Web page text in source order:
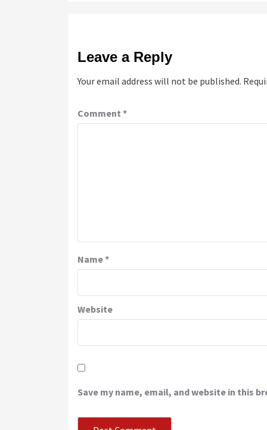
Leave a Reply
Your email address will not be published.
Comment *
Name*
Website
Save my name, email, and website in this